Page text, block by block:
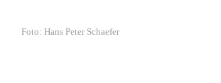
Foto: Hans Peter Schaefer